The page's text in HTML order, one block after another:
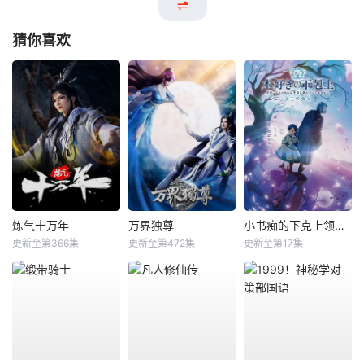
猜你喜欢
炼气十万年
更新至第366集
万界独尊
更新至第472集
小书痴的下克上领主的养女
更新至第17集